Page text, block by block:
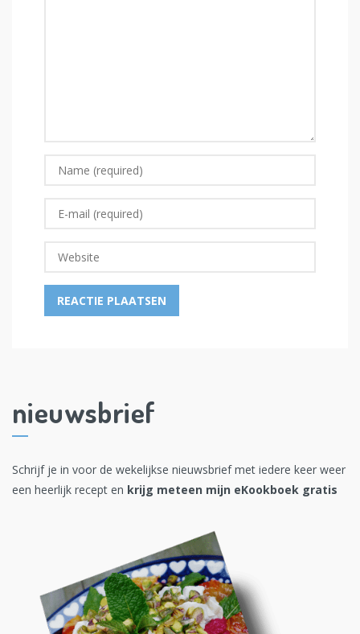
nieuwsbrief
Schrijf je in voor de wekelijkse nieuwsbrief met iedere keer weer
een heerlijk recept en krijg meteen mijn eKookboek gratis